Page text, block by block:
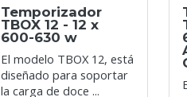
Temporizador
TBOX 12 - 12 x
600-630 w
El modelo TBOX 12, está
diseñado para soportar
la carga de doce ...